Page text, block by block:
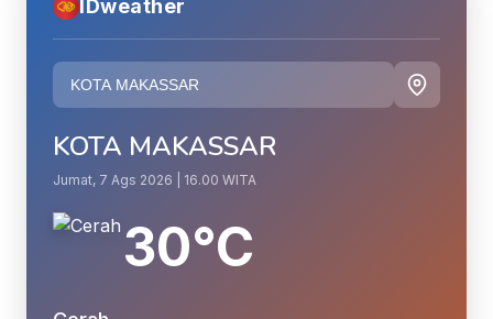
IDweather
KOTA MAKASSAR
Jumat, 7 Ags 2026 | 16.00 WITA
30°C